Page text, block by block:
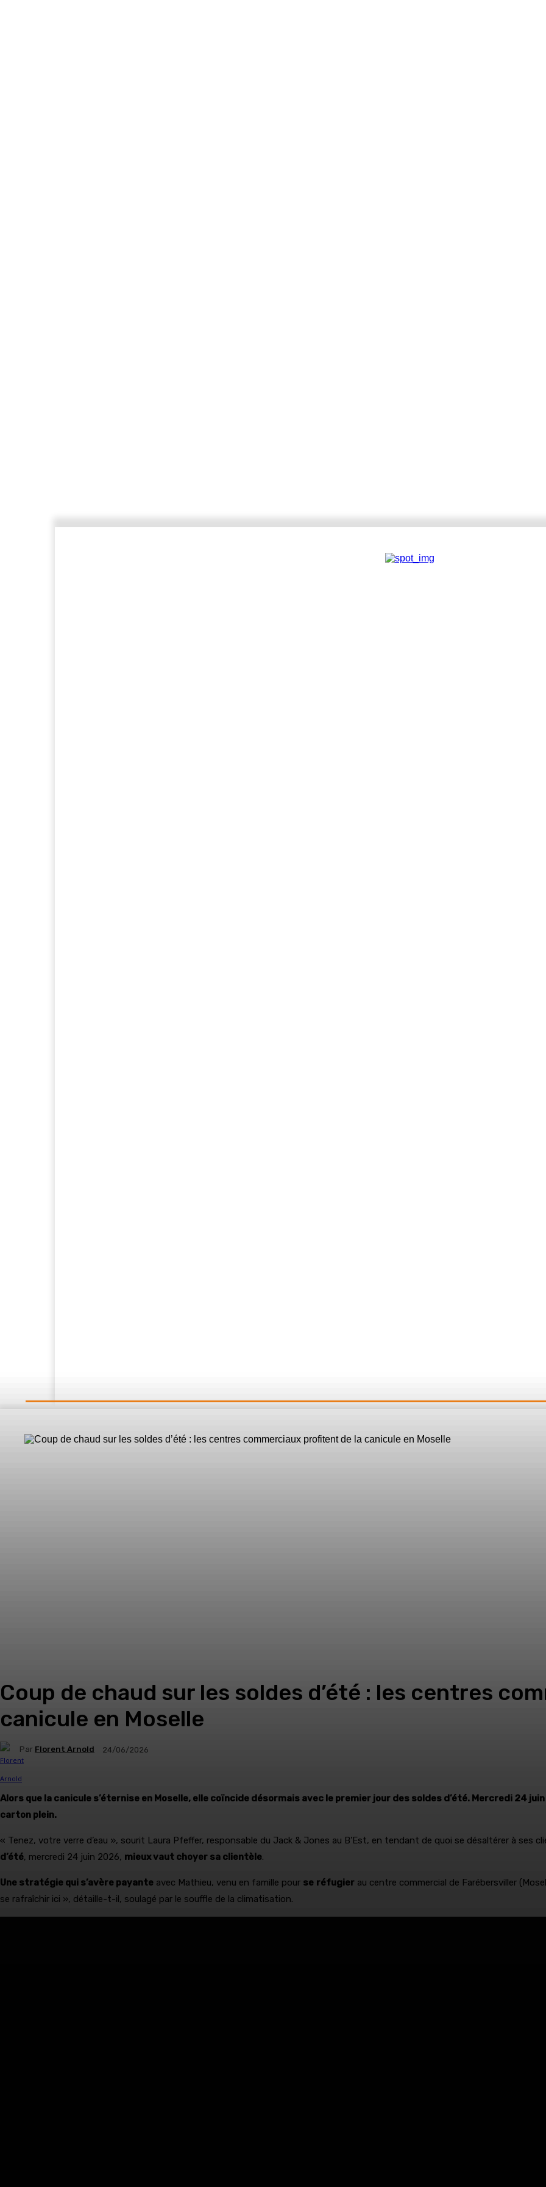
Coup de chaud sur les soldes d’été : les centres
canicule en Moselle
Par Florent Arnold 24/06/2026
Alors que la canicule s’éternise en Moselle, elle coïncide désormais avec le premier jour des soldes d’été. Mercredi 24
carton plein.
« Tenez, votre verre d’eau », sourit Laura Pfeffer, responsable du Jack & Jones au B’Est, en tendant de quoi se désaltérer à ses
d’été, mercredi 24 juin 2026, mieux vaut choyer sa clientèle.
Une stratégie qui s’avère payante avec Mathieu, venu en famille pour se réfugier au centre commercial de Farébersviller
se rafraîchir ici », détaille-t-il, soulagé par le souffle de la climatisation.